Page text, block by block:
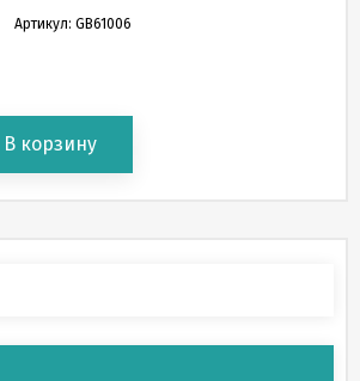
Артикул: GB61006
В корзину